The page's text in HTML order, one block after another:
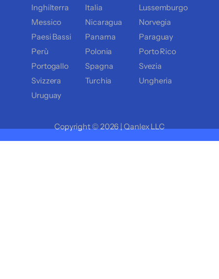
Inghilterra Italia
Lussemburgo
Messico
Nicaragua
Norvegia
Paesi Bassi
Panama
Paraguay
Perù
Polonia
Porto Rico
Portogallo
Spagna
Svezia
Svizzera
Turchia
Ungheria
Uruguay